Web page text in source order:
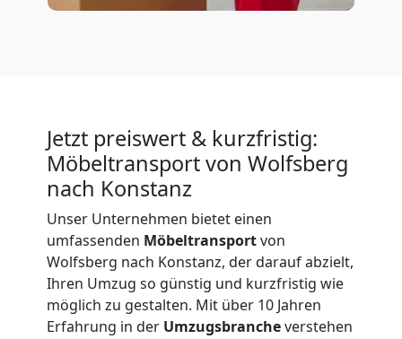
Jetzt preiswert & kurzfristig:
Möbeltransport von Wolfsberg
nach Konstanz
Unser Unternehmen bietet einen
umfassenden Möbeltransportvon
Wolfsberg nach Konstanz, der darauf abzielt,
Ihren Umzug so günstig und kurzfristig wie
möglich zu gestalten. Mit über 10 Jahren
Erfahrung in der Umzugsbrancheverstehen